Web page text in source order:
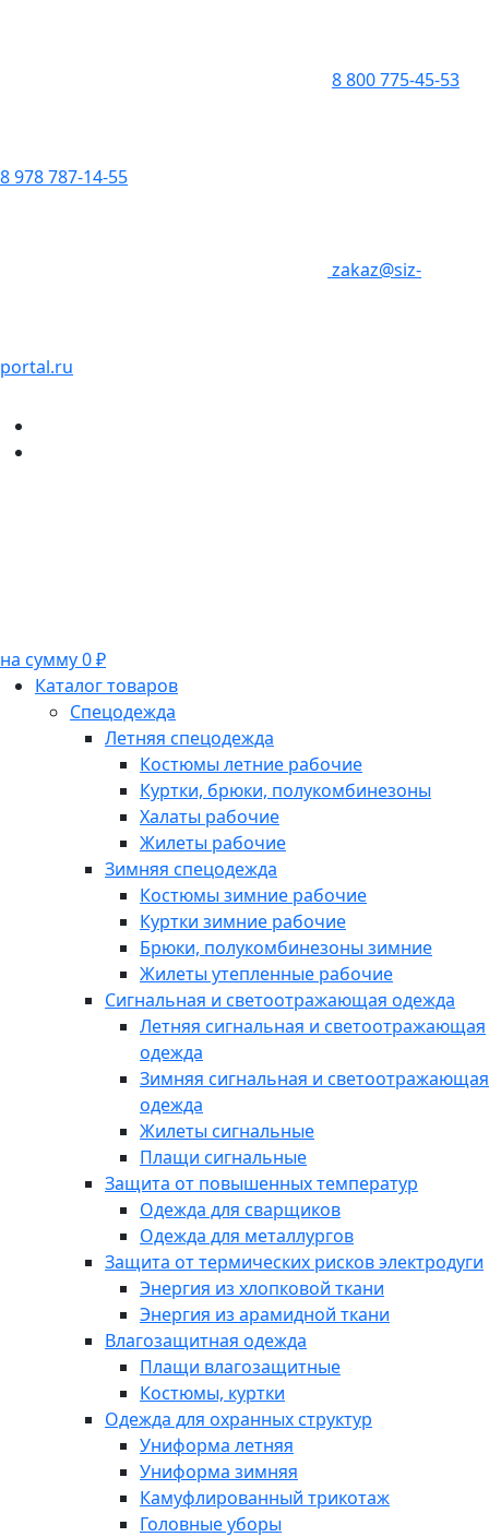
8 800 775-45-53
8 978 787-14-55
zakaz@siz-
portal.ru
на сумму 0 ₽
Каталог товаров
Спецодежда
Летняя спецодежда
Костюмы летние рабочие
Куртки, брюки, полукомбинезоны
Халаты рабочие
Жилеты рабочие
Зимняя спецодежда
Костюмы зимние рабочие
Куртки зимние рабочие
Брюки, полукомбинезоны зимние
Жилеты утепленные рабочие
Сигнальная и светоотражающая одежда
Летняя сигнальная и светоотражающая
одежда
Зимняя сигнальная и светоотражающая
одежда
Жилеты сигнальные
Плащи сигнальные
Защита от повышенных температур
Одежда для сварщиков
Одежда для металлургов
Защита от термических рисков электродуги
Энергия из хлопковой ткани
Энергия из арамидной ткани
Влагозащитная одежда
Плащи влагозащитные
Костюмы, куртки
Одежда для охранных структур
Униформа летняя
Униформа зимняя
Камуфлированный трикотаж
Головные уборы